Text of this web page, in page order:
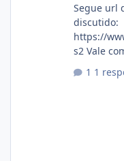
Segue url
discutido:
https://
s2 Vale
1